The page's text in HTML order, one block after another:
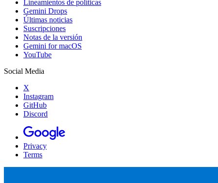
Lineamientos de políticas
Gemini Drops
Últimas noticias
Suscripciones
Notas de la versión
Gemini for macOS
YouTube
Social Media
X
Instagram
GitHub
Discord
Privacy
Terms